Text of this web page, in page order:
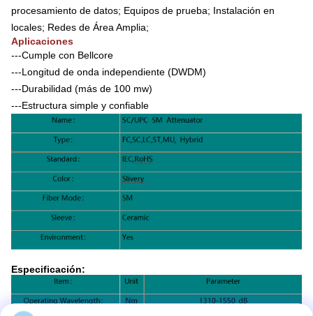
procesamiento de datos; Equipos de prueba; Instalación en
locales; Redes de Área Amplia;
Aplicaciones
---Cumple con Bellcore
---Longitud de onda independiente (DWDM)
---Durabilidad (más de 100 mw)
---Estructura simple y confiable
Especificación: